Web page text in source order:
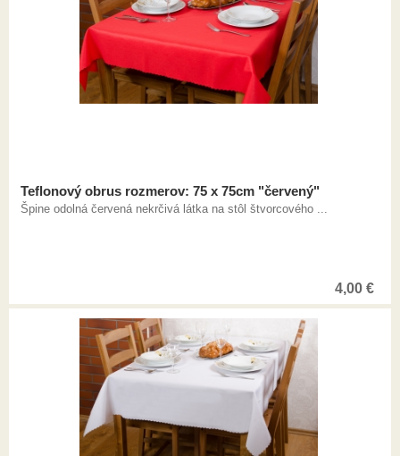
Teflonový obrus rozmerov: 75 x 75cm "červený"
Špine odolná červená nekrčivá látka na stôl štvorcového ...
4,00 €